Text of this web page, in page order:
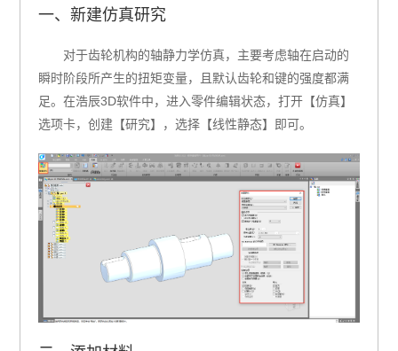
一、新建仿真研究
对于齿轮机构的轴静力学仿真，主要考虑轴在启动的
瞬时阶段所产生的扭矩变量，且默认齿轮和键的强度都满
足。在浩辰3D软件中，进入零件编辑状态，打开【仿真】
选项卡，创建【研究】，选择【线性静态】即可。